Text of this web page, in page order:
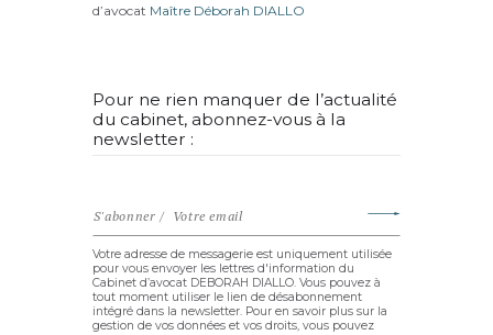
d’avocat Maître Déborah DIALLO
Pour ne rien manquer de l’actualité
du cabinet, abonnez-vous à la
newsletter :
Votre adresse de messagerie est uniquement utilisée
pour vous envoyer les lettres d'information du
Cabinet d’avocat DEBORAH DIALLO. Vous pouvez à
tout moment utiliser le lien de désabonnement
intégré dans la newsletter. Pour en savoir plus sur la
gestion de vos données et vos droits, vous pouvez